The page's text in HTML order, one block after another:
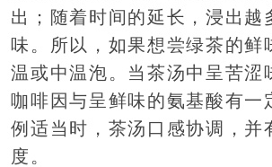
出；随着时间的延长，浸出越
味。所以，如果想尝绿茶的鲜
温或中温泡。当茶汤中呈苦涩
咖啡因与呈鲜味的氨基酸有一
例适当时，茶汤口感协调，并
度。